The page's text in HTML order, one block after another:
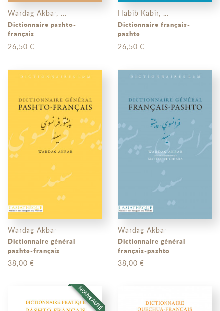
Wardag Akbar, ...
Dictionnaire pashto-
français
26,50 €
Habib Kabir, ...
Dictionnaire français-
pashto
26,50 €
Wardag Akbar
Dictionnaire général
pashto-français
38,00 €
Wardag Akbar
Dictionnaire général
français-pashto
38,00 €
NOUVEAUTÉ